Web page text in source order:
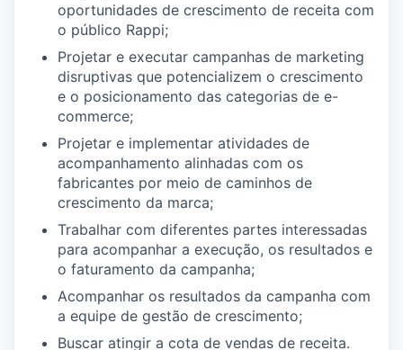
oportunidades de crescimento de receita com
o público Rappi;
Projetar e executar campanhas de marketing
disruptivas que potencializem o crescimento
e o posicionamento das categorias de e-
commerce;
Projetar e implementar atividades de
acompanhamento alinhadas com os
fabricantes por meio de caminhos de
crescimento da marca;
Trabalhar com diferentes partes interessadas
para acompanhar a execução, os resultados e
o faturamento da campanha;
Acompanhar os resultados da campanha com
a equipe de gestão de crescimento;
Buscar atingir a cota de vendas de receita.